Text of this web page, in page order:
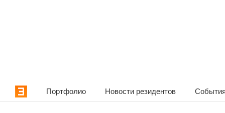
Портфолио Новости резидентов